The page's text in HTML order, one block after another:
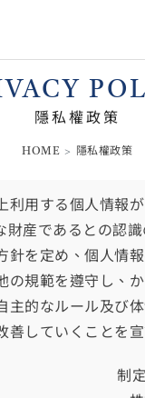
隱私權政策
HOME 隱私權政策
利用する個人情報
財産であるとの認
針を定め、個人情
の規範を遵守し、
主的なルール及び
善していくことを
制